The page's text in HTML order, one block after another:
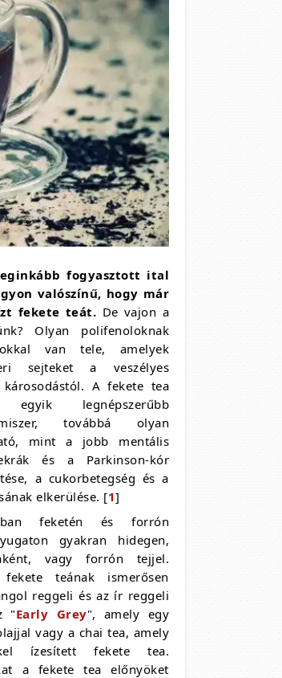
fogyasztott ital
valószínű, hogy már
fekete teát. De vajon a
Olyan polifenoloknak
van tele, amelyek
sejteket a veszélyes
károsodástól. A fekete tea
legnépszerűbb
továbbá olyan
mint a jobb mentális
és a Parkinson-kór
a cukorbetegség és a
elkerülése. [1]
feketén és forrón
gyakran hidegen,
vagy forrón tejjel.
teának ismerősen
reggeli és az ír reggeli
"Early Grey", amely egy
vagy a chai tea, amely
ízesített fekete tea.
a fekete tea előnyöket